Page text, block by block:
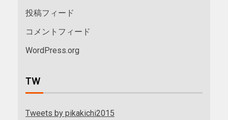
投稿フィード
コメントフィード
WordPress.org
TW
Tweets by pikakichi2015